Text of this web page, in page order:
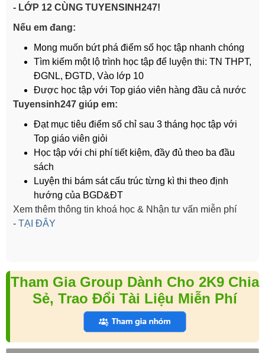
- LỚP 12 CÙNG TUYENSINH247!
Nếu em đang:
Mong muốn bứt phá điểm số học tập nhanh chóng
Tìm kiếm một lộ trình học tập để luyện thi: TN THPT,
ĐGNL, ĐGTD, Vào lớp 10
Được học tập với Top giáo viên hàng đầu cả nước
Tuyensinh247 giúp em:
Đạt mục tiêu điểm số chỉ sau 3 tháng học tập với
Top giáo viên giỏi
Học tập với chi phí tiết kiệm, đầy đủ theo ba đầu
sách
Luyện thi bám sát cấu trúc từng kì thi theo định
hướng của BGD&ĐT
Xem thêm thông tin khoá học & Nhận tư vấn miễn phí
- TẠI ĐÂY
Tham Gia Group Dành Cho 2K9 Chia
Sẻ, Trao Đổi Tài Liệu Miễn Phí